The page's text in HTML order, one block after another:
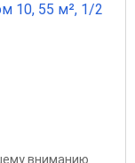
10, 55 м², 1/2
вниманию